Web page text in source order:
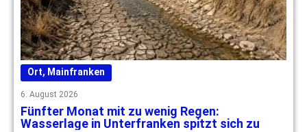
Ort, Mainfranken
6. August 2026
Fünfter Monat mit zu wenig Regen:
Wasserlage in Unterfranken spitzt sich zu